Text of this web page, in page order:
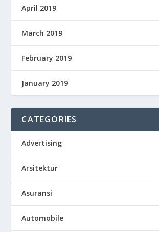
April 2019
March 2019
February 2019
January 2019
CATEGORIES
Advertising
Arsitektur
Asuransi
Automobile